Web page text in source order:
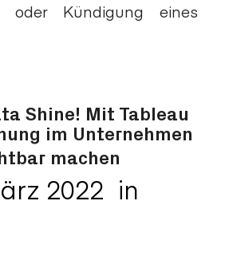
oder Kündigung eines
Shine! Mit Tableau
im Unternehmen
machen
2022 in